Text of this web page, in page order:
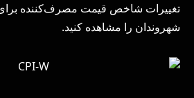
تغییرات شاخص قیمت مصرف‌کننده برای
شهروندان را مشاهده کنید.